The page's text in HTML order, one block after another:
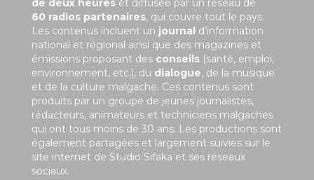
de deux heures et diffusée par un réseau de
60 radios partenaires, qui couvre tout le pays.
Les contenus incluent un journal d’information
national et régional ainsi que des magazines et
émissions proposant des conseils (santé, emploi,
environnement, etc.), du dialogue, de la musique
et de la culture malgache. Ces contenus sont
produits par un groupe de jeunes journalistes,
rédacteurs, animateurs et techniciens malgaches
qui ont tous moins de 30 ans. Les productions sont
également partagées et largement suivies sur le
site internet de Studio Sifaka et ses réseaux
sociaux.